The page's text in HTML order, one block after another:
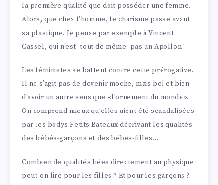
la première qualité que doit posséder une femme.
Alors, que chez l’homme, le charisme passe avant
sa plastique. Je pense par exemple à Vincent
Cassel, qui n’est -tout de même- pas un Apollon !
Les féministes se battent contre cette prérogative.
Il ne s’agit pas de devenir moche, mais bel et bien
d’avoir un autre sens que «l’ornement du monde».
On comprend mieux qu’elles aient été scandalisées
par les bodys Petits Bateaux décrivant les qualités
des bébés-garçons et des bébés-filles…
Combien de qualités liées directement au physique
peut-on lire pour les filles ? Et pour les garçons ?